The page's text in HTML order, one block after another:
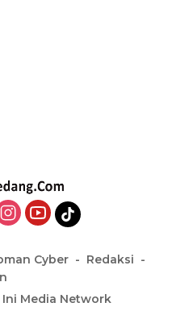
Cyber
Redaksi
Media Network